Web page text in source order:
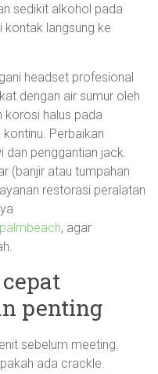
sedikit alkohol pada
kontak langsung ke
headset profesional
dengan air sumur oleh
korosi halus pada
Perbaikan
dan penggantian jack.
(banjir atau tumpahan
restorasi peralatan
, agar
penting
sebelum meeting.
ada crackle.